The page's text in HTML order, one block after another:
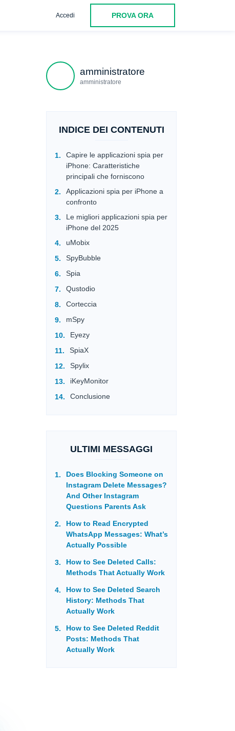
Accedi PROVA ORA
amministratore
amministratore
INDICE DEI CONTENUTI
Capire le applicazioni spia per
iPhone: Caratteristiche
principali che forniscono
Applicazioni spia per iPhone a
confronto
Le migliori applicazioni spia per
iPhone del 2025
uMobix
SpyBubble
Spia
Qustodio
Corteccia
mSpy
Eyezy
SpiaX
Spylix
iKeyMonitor
Conclusione
ULTIMI MESSAGGI
Does Blocking Someone on
Instagram Delete Messages?
And Other Instagram
Questions Parents Ask
How to Read Encrypted
WhatsApp Messages: What’s
Actually Possible
How to See Deleted Calls:
Methods That Actually Work
How to See Deleted Search
History: Methods That
Actually Work
How to See Deleted Reddit
Posts: Methods That
Actually Work
iKeyMonitor Conclusione